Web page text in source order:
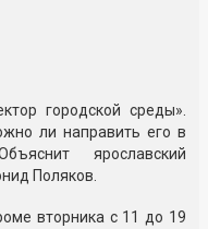
городской среды».
ли направить его в
ярославский
Поляков.
вторника с 11 до 19